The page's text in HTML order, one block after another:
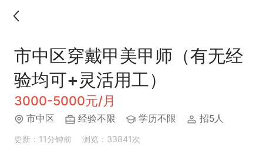
市中区穿戴甲美甲师（有无经
验均可+灵活用工）
3000-5000元/月
市中区 经验不限 学历不限 招5人
更新：11分钟前 浏览：33841次